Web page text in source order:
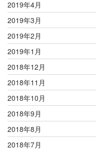
2019年4月
2019年3月
2019年2月
2019年1月
2018年12月
2018年11月
2018年10月
2018年9月
2018年8月
2018年7月